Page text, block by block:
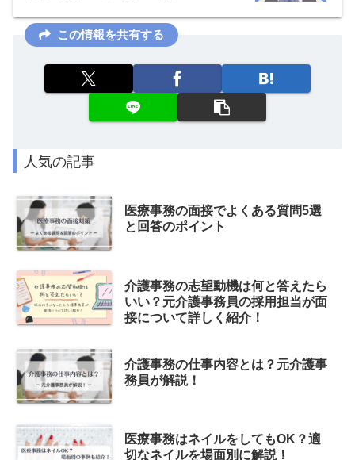
この情報を共有する
人気の記事
医療事務の面接でよくある質問5選
と回答のポイント
介護事務の志望動機は何と答えたら
いい？元介護事務員の採用担当が面
接について詳しく紹介！
介護事務の仕事内容とは？元介護事
務員が解説！
医療事務はネイルをしてもOK？適
切なネイルを場面別に解説！